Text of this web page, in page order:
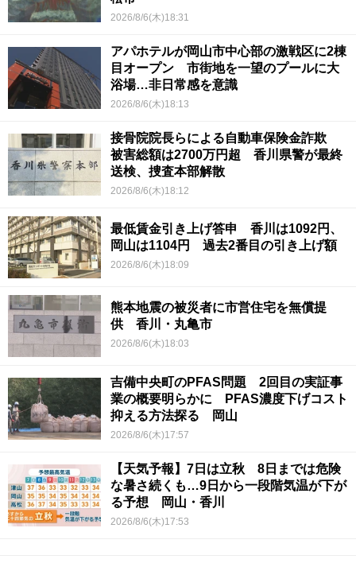
2026/8/6(木)18:31
アパホテルが岡山市中心部の激戦区に2棟
目オープン 市街地を一望のプールに大
浴場…非日常感を意識
2026/8/6(木)18:13
接骨院院長らによる自動車保険金詐欺
被害総額は2700万円超 香川県警が最終
送検、捜査本部解散
2026/8/6(木)18:12
最低賃金引き上げ答申 香川は1092円、
岡山は1104円 過去2番目の引き上げ額
2026/8/6(木)18:09
熊本地震の被災者に市営住宅を無償提
供 香川・丸亀市
2026/8/6(木)18:03
吉備中央町のPFAS問題 2回目の実証事
業の概要明らかに PFAS濃度下げコスト
抑える方法探る 岡山
2026/8/6(木)17:57
【天気予報】7日は立秋 8日までは危険
な暑さ続くも…9日から一段階気温が下が
る予想 岡山・香川
2026/8/6(木)17:53